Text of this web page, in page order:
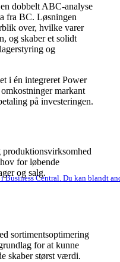
Central. Du kan blandt
dobbelt ABC-analyse
fra BC. Løsningen
over, hvilke varer
og skaber et solidt
og
i én integreret Power
markant
på investeringen.
produktionsvirksomhed
for løbende
og salg.
sortimentsoptimering
for at kunne
skaber størst værdi.